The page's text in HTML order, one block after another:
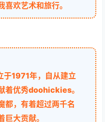
欢艺术和旅行。
1971年，自从建立
着优秀doohickies。
都，有着超过两千名
大贡献。